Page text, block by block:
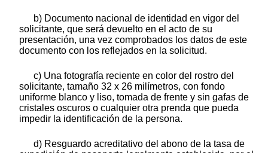
b) Documento nacional de identidad en vigor del
solicitante, que será devuelto en el acto de su
presentación, una vez comprobados los datos de este
documento con los reflejados en la solicitud.
c) Una fotografía reciente en color del rostro del
solicitante, tamaño 32 x 26 milímetros, con fondo
uniforme blanco y liso, tomada de frente y sin gafas de
cristales oscuros o cualquier otra prenda que pueda
impedir la identificación de la persona.
d) Resguardo acreditativo del abono de la tasa de